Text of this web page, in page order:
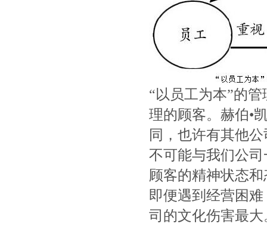
“以员工为本”的
理的顾客。赫伯•
同，也许有其他
不可能与我们公
顾客的精神状态和
即便遇到经营困
司的文化伤害最